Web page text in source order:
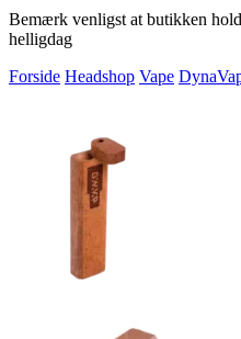
Bemærk venligst at butikken
helligdag
Forside Headshop Vape